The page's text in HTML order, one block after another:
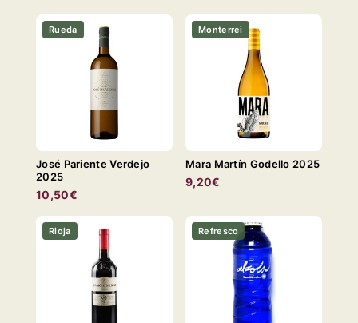
Rueda
José Pariente Verdejo
2025
10,50€
Monterrei
Mara Martín Godello 2025
9,20€
Rioja Refresco